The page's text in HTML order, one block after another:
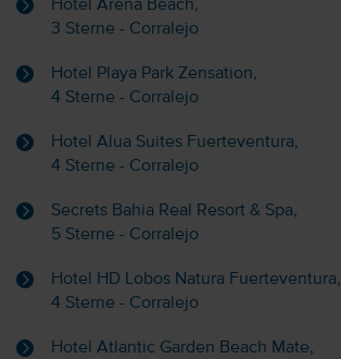
Hotel Arena Beach,
3 Sterne - Corralejo
Hotel Playa Park Zensation,
4 Sterne - Corralejo
Hotel Alua Suites Fuerteventura,
4 Sterne - Corralejo
Secrets Bahia Real Resort & Spa,
5 Sterne - Corralejo
Hotel HD Lobos Natura Fuerteventura,
4 Sterne - Corralejo
Hotel Atlantic Garden Beach Mate,